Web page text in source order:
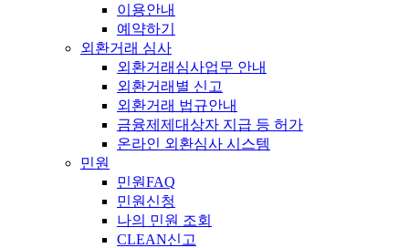
이용안내
예약하기
외환거래 심사
외환거래심사업무 안내
외환거래별 신고
외환거래 법규안내
금융제제대상자 지급 등 허가
온라인 외환심사 시스템
민원
민원FAQ
민원신청
나의 민원 조회
CLEAN신고